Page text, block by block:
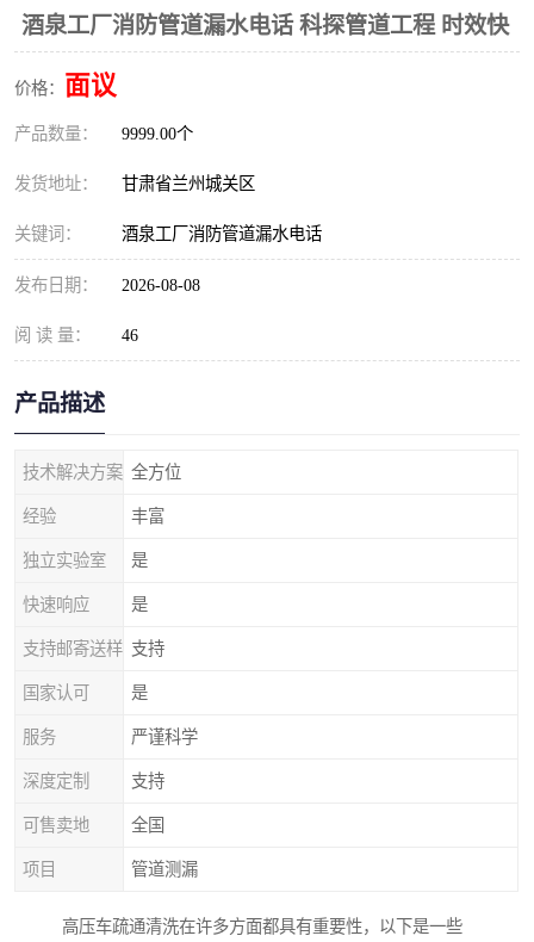
酒泉工厂消防管道漏水电话 科探管道工程 时效快
价格： 面议
产品数量： 9999.00个
发货地址： 甘肃省兰州城关区
关键词： 酒泉工厂消防管道漏水电话
发布日期： 2026-08-08
阅 读 量： 46
产品描述
技术解决方案 全方位
经验 丰富
独立实验室 是
快速响应 是
支持邮寄送样 支持
国家认可 是
服务 严谨科学
深度定制 支持
可售卖地 全国
项目 管道测漏
高压车疏通清洗在许多方面都具有重要性，以下是一些